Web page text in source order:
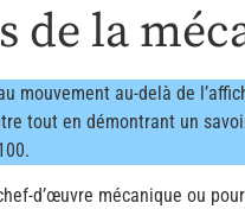
de la
au-delà de
tout en démontrant un
d’œuvre mécanique ou